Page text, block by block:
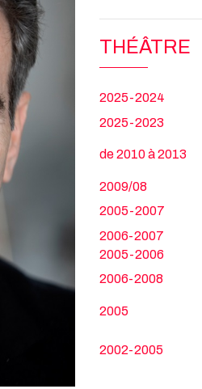
THÉÂTRE
2025-2024
2025-2023
de 2010 à 2013
2009/08
2005-2007
2006-2007
2005-2006
2006-2008
2005
2002-2005